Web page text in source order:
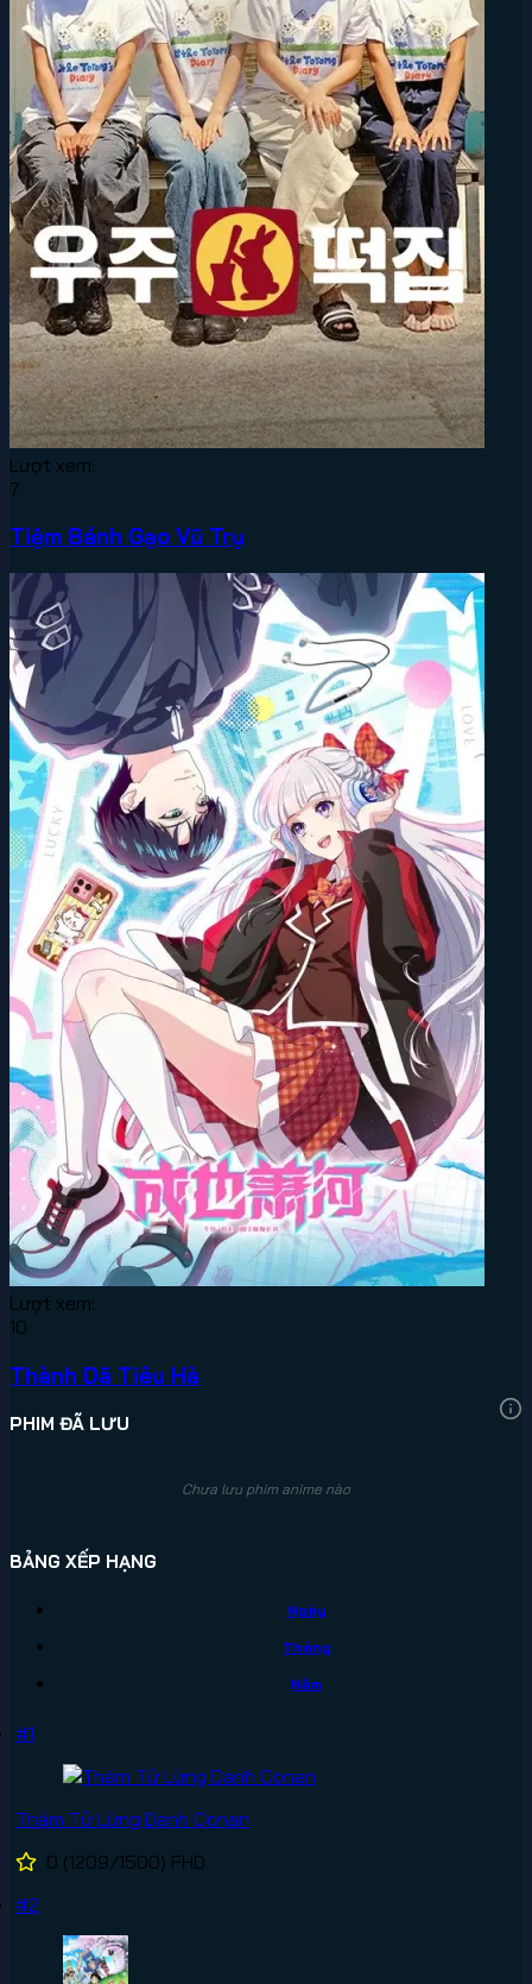
Lượt xem:
7
Tiệm Bánh Gạo Vũ Trụ
Lượt xem:
10
Thành Dã Tiêu Hà
PHIM ĐÃ LƯU
Chưa lưu phim anime nào
BẢNG XẾP HẠNG
Ngày
Tháng
Năm
#1
Thám Tử Lừng Danh Conan
0 (1209/1500) FHD
#2